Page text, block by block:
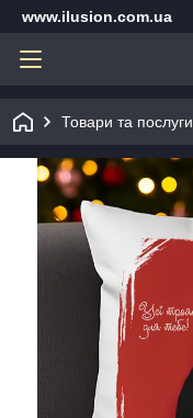
www.ilusion.com.ua
Товари та послуги